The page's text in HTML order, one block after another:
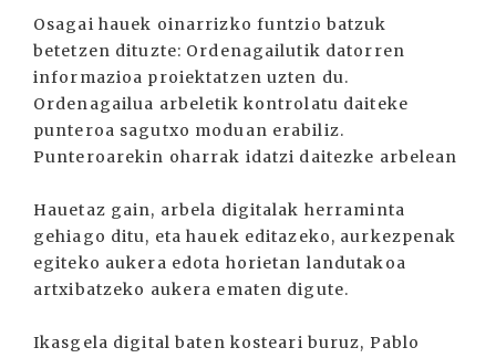
Osagai hauek oinarrizko funtzio batzuk
betetzen dituzte: Ordenagailutik datorren
informazioa proiektatzen uzten du.
Ordenagailua arbeletik kontrolatu daiteke
punteroa sagutxo moduan erabiliz.
Punteroarekin oharrak idatzi daitezke arbelean
Hauetaz gain, arbela digitalak herraminta
gehiago ditu, eta hauek editazeko, aurkezpenak
egiteko aukera edota horietan landutakoa
artxibatzeko aukera ematen digute.
Ikasgela digital baten kosteari buruz, Pablo